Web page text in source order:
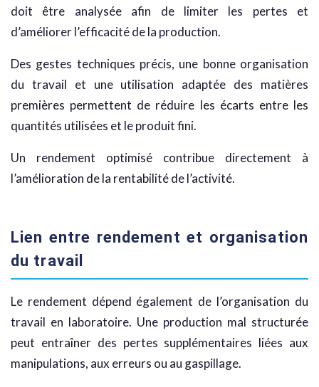
doit être analysée afin de limiter les pertes et
d’améliorer l’efficacité de la production.
Des gestes techniques précis, une bonne organisation
du travail et une utilisation adaptée des matières
premières permettent de réduire les écarts entre les
quantités utilisées et le produit fini.
Un rendement optimisé contribue directement à
l’amélioration de la rentabilité de l’activité.
Lien entre rendement et organisation
du travail
Le rendement dépend également de l’organisation du
travail en laboratoire. Une production mal structurée
peut entraîner des pertes supplémentaires liées aux
manipulations, aux erreurs ou au gaspillage.